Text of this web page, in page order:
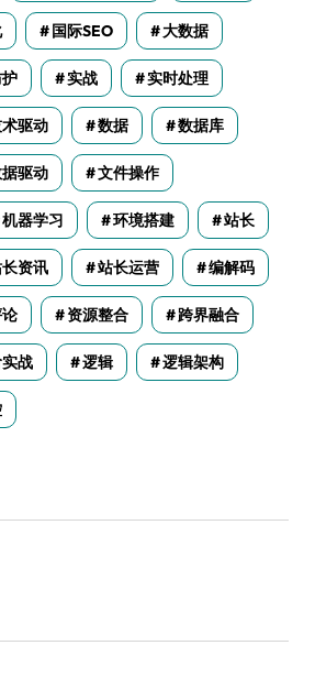
国际SEO 大数据
实战 实时处理
驱动 数据 数据库
驱动 文件操作
机器学习 环境搭建 站长
资讯 站长运营 编解码
资源整合 跨界融合
战 逻辑 逻辑架构